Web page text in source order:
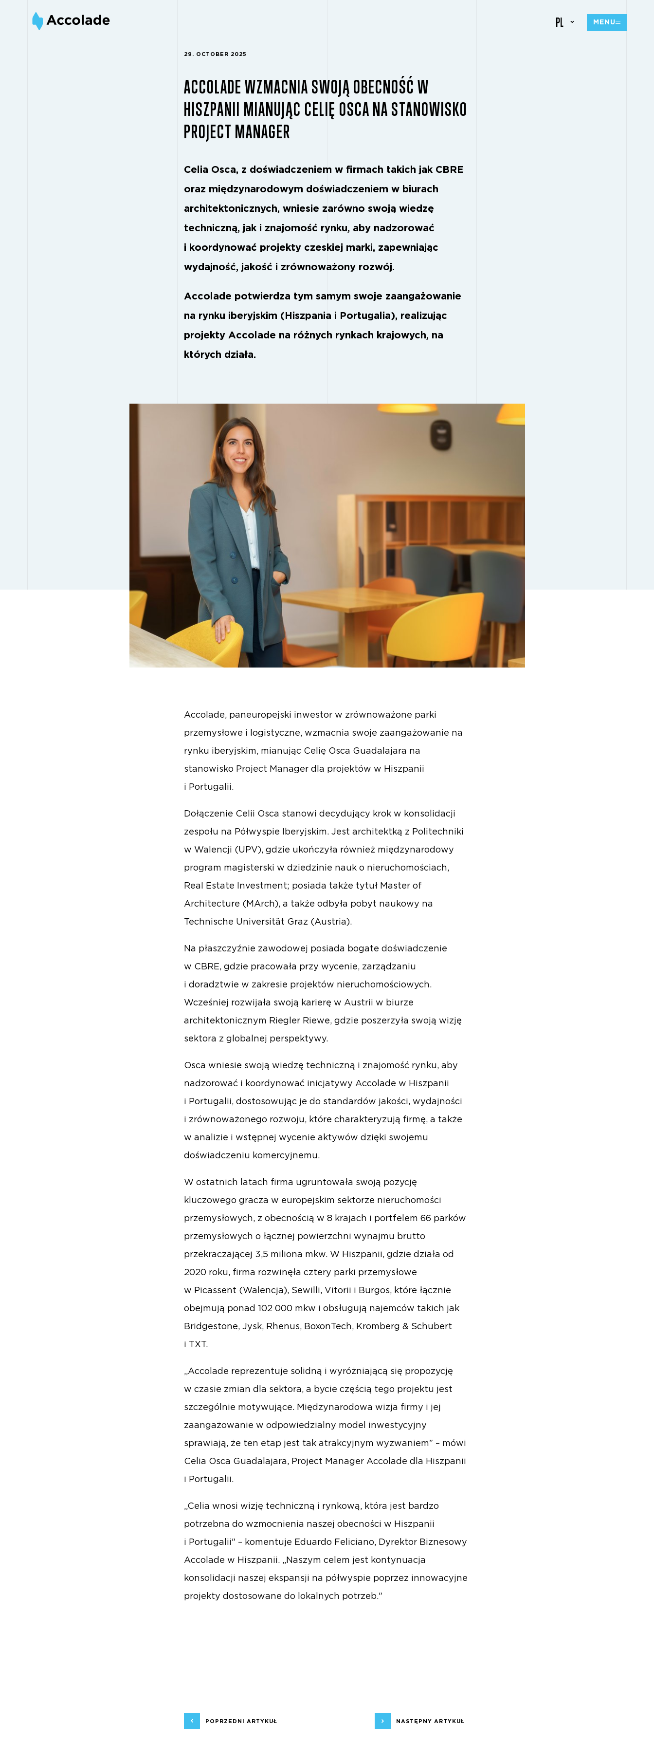
PL MENU
29. OCTOBER 2025
ACCOLADE WZMACNIA SWOJĄ OBECNOŚĆ W
HISZPANII MIANUJĄC CELIĘ OSCA NA STANOWISKO
PROJECT MANAGER
Celia Osca, z doświadczeniem w firmach takich jak CBRE
oraz międzynarodowym doświadczeniem w biurach
architektonicznych, wniesie zarówno swoją wiedzę
techniczną, jak i znajomość rynku, aby nadzorować
i koordynować projekty czeskiej marki, zapewniając
wydajność, jakość i zrównoważony rozwój.
Accolade potwierdza tym samym swoje zaangażowanie
na rynku iberyjskim (Hiszpania i Portugalia), realizując
projekty Accolade na różnych rynkach krajowych, na
których działa.
Accolade, paneuropejski inwestor w zrównoważone parki
przemysłowe i logistyczne, wzmacnia swoje zaangażowanie na
rynku iberyjskim, mianując Celię Osca Guadalajara na
stanowisko Project Manager dla projektów w Hiszpanii
i Portugalii.
Dołączenie Celii Osca stanowi decydujący krok w konsolidacji
zespołu na Półwyspie Iberyjskim. Jest architektką z Politechniki
w Walencji (UPV), gdzie ukończyła również międzynarodowy
program magisterski w dziedzinie nauk o nieruchomościach,
Real Estate Investment; posiada także tytuł Master of
Architecture (MArch), a także odbyła pobyt naukowy na
Technische Universität Graz (Austria).
Na płaszczyźnie zawodowej posiada bogate doświadczenie
w CBRE, gdzie pracowała przy wycenie, zarządzaniu
i doradztwie w zakresie projektów nieruchomościowych.
Wcześniej rozwijała swoją karierę w Austrii w biurze
architektonicznym Riegler Riewe, gdzie poszerzyła swoją wizję
sektora z globalnej perspektywy.
Osca wniesie swoją wiedzę techniczną i znajomość rynku, aby
nadzorować i koordynować inicjatywy Accolade w Hiszpanii
i Portugalii, dostosowując je do standardów jakości, wydajności
i zrównoważonego rozwoju, które charakteryzują firmę, a także
w analizie i wstępnej wycenie aktywów dzięki swojemu
doświadczeniu komercyjnemu.
W ostatnich latach firma ugruntowała swoją pozycję
kluczowego gracza w europejskim sektorze nieruchomości
przemysłowych, z obecnością w 8 krajach i portfelem 66 parków
przemysłowych o łącznej powierzchni wynajmu brutto
przekraczającej 3,5 miliona mkw. W Hiszpanii, gdzie działa od
2020 roku, firma rozwinęła cztery parki przemysłowe
w Picassent (Walencja), Sewilli, Vitorii i Burgos, które łącznie
obejmują ponad 102 000 mkw i obsługują najemców takich jak
Bridgestone, Jysk, Rhenus, BoxonTech, Kromberg & Schubert
i TXT.
„Accolade reprezentuje solidną i wyróżniającą się propozycję
w czasie zmian dla sektora, a bycie częścią tego projektu jest
szczególnie motywujące. Międzynarodowa wizja firmy i jej
zaangażowanie w odpowiedzialny model inwestycyjny
sprawiają, że ten etap jest tak atrakcyjnym wyzwaniem" – mówi
Celia Osca Guadalajara, Project Manager Accolade dla Hiszpanii
i Portugalii.
„Celia wnosi wizję techniczną i rynkową, która jest bardzo
potrzebna do wzmocnienia naszej obecności w Hiszpanii
i Portugalii" – komentuje Eduardo Feliciano, Dyrektor Biznesowy
Accolade w Hiszpanii. „Naszym celem jest kontynuacja
konsolidacji naszej ekspansji na półwyspie poprzez innowacyjne
projekty dostosowane do lokalnych potrzeb."
POPRZEDNI ARTYKUŁ NASTĘPNY ARTYKUŁ